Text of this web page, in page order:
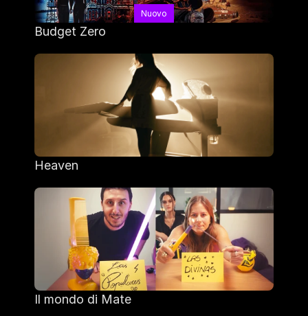
Nuovo
Budget Zero
Heaven
Il mondo di Mate